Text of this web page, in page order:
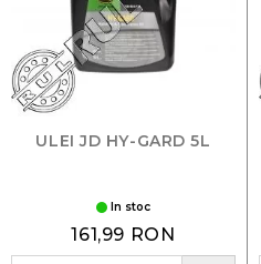
ULEI JD HY-GARD 5L
In stoc
161,99 RON